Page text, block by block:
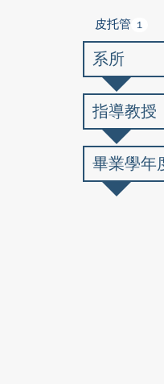
皮托管 1
系所
指導教授
畢業學年